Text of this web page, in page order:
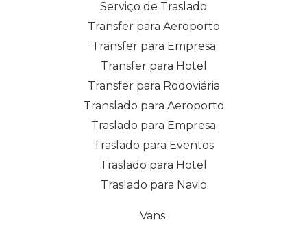
Serviço de Traslado
Transfer para Aeroporto
Transfer para Empresa
Transfer para Hotel
Transfer para Rodoviária
Translado para Aeroporto
Traslado para Empresa
Traslado para Eventos
Traslado para Hotel
Traslado para Navio
Vans